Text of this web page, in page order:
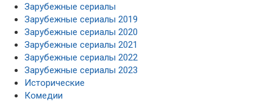
Зарубежные сериалы
Зарубежные сериалы 2019
Зарубежные сериалы 2020
Зарубежные сериалы 2021
Зарубежные сериалы 2022
Зарубежные сериалы 2023
Исторические
Комедии